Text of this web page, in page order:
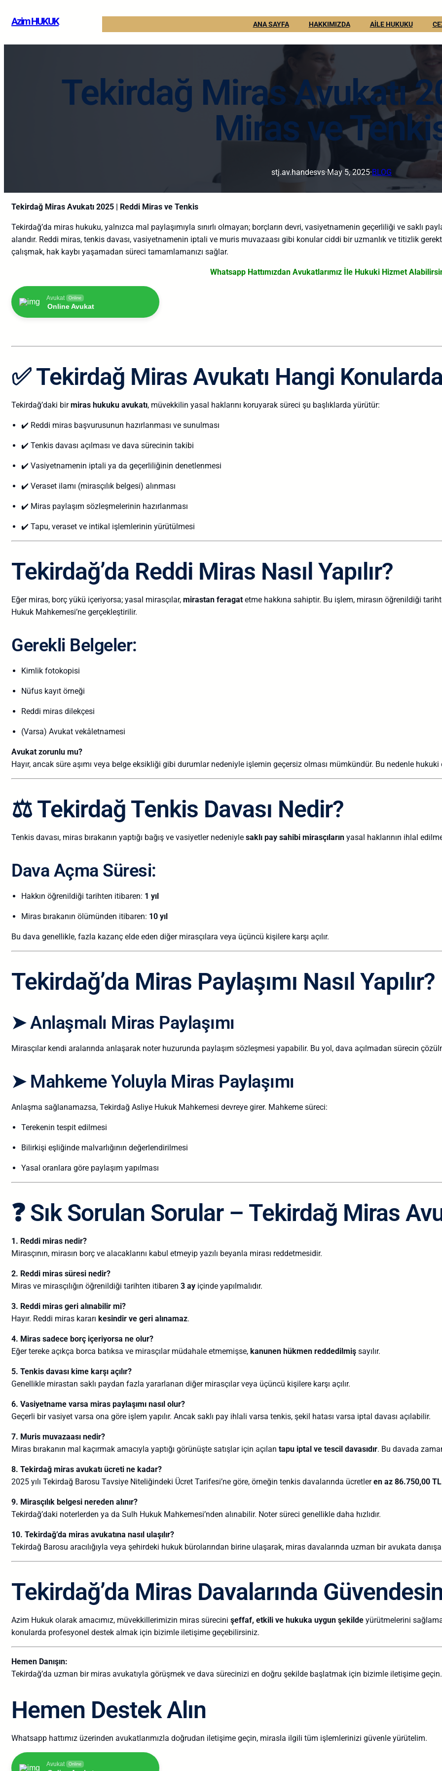
geç
Azim HUKUK ANA SAYFA HAKKIMIZDA AİLE HUKUKU
Tekirdağ Miras Avukatı
Miras ve
stj.av.handesvs·May 5, 2025·BLOG
Tekirdağ Miras Avukatı 2025 | Reddi Miras ve Tenkis
Tekirdağ’da miras hukuku, yalnızca mal paylaşımıyla sınırlı olmayan; borçların devri, vasiyetnamenin geçerliliği ve saklı
alandır. Reddi miras, tenkis davası, vasiyetnamenin iptali ve muris muvazaası gibi konular ciddi bir uzmanlık ve titizlik
çalışmak, hak kaybı yaşamadan süreci tamamlamanızı sağlar.
Whatsapp Hattımızdan Avukatlarımız İle Hukuki Hizmet
Avukat Online
Online Avukat
✅ Tekirdağ Miras Avukatı Hangi
Tekirdağ’daki birmiras hukuku avukatı, müvekkilin yasal haklarını koruyarak süreci şu başlıklarda yürütür:
✔️ Reddi miras başvurusunun hazırlanması ve sunulması
✔️ Tenkis davası açılması ve dava sürecinin takibi
✔️ Vasiyetnamenin iptali ya da geçerliliğinin denetlenmesi
✔️ Veraset ilamı (mirasçılık belgesi) alınması
✔️ Miras paylaşım sözleşmelerinin hazırlanması
✔️ Tapu, veraset ve intikal işlemlerinin yürütülmesi
Tekirdağ’da Reddi Miras Nasıl Yapılır?
Eğer miras, borç yükü içeriyorsa; yasal mirasçılar, mirastan feragatetme hakkına sahiptir. Bu işlem, mirasın öğrenildiği
Hukuk Mahkemesi’ne gerçekleştirilir.
Gerekli Belgeler:
Kimlik fotokopisi
Nüfus kayıt örneği
Reddi miras dilekçesi
(Varsa) Avukat vekâletnamesi
Avukat zorunlu mu?
Hayır, ancak süre aşımı veya belge eksikliği gibi durumlar nedeniyle işlemin geçersiz olması mümkündür. Bu nedenle hukuki
⚖️ Tekirdağ Tenkis Davası Nedir?
Tenkis davası, miras bırakanın yaptığı bağış ve vasiyetler nedeniyle saklı pay sahibi mirasçıların yasal haklarının ihlal
Dava Açma Süresi:
Hakkın öğrenildiği tarihten itibaren: 1 yıl
Miras bırakanın ölümünden itibaren: 10 yıl
Bu dava genellikle, fazla kazanç elde eden diğer mirasçılara veya üçüncü kişilere karşı açılır.
Tekirdağ’da Miras Paylaşımı Nasıl Yapılır?
➤ Anlaşmalı Miras Paylaşımı
Mirasçılar kendi aralarında anlaşarak noter huzurunda paylaşım sözleşmesi yapabilir. Bu yol, dava açılmadan sürecin
➤ Mahkeme Yoluyla Miras Paylaşımı
Anlaşma sağlanamazsa, Tekirdağ Asliye Hukuk Mahkemesi devreye girer. Mahkeme süreci:
Terekenin tespit edilmesi
Bilirkişi eşliğinde malvarlığının değerlendirilmesi
Yasal oranlara göre paylaşım yapılması
❓ Sık Sorulan Sorular – Tekirdağ Miras
1. Reddi miras nedir?
Mirasçının, mirasın borç ve alacaklarını kabul etmeyip yazılı beyanla mirası reddetmesidir.
2. Reddi miras süresi nedir?
Miras ve mirasçılığın öğrenildiği tarihten itibaren 3 ay içinde yapılmalıdır.
3. Reddi miras geri alınabilir mi?
Hayır. Reddi miras kararı kesindir ve geri alınamaz.
4. Miras sadece borç içeriyorsa ne olur?
Eğer tereke açıkça borca batıksa ve mirasçılar müdahale etmemişse, kanunen hükmen reddedilmiş sayılır.
5. Tenkis davası kime karşı açılır?
Genellikle mirastan saklı paydan fazla yararlanan diğer mirasçılar veya üçüncü kişilere karşı açılır.
6. Vasiyetname varsa miras paylaşımı nasıl olur?
Geçerli bir vasiyet varsa ona göre işlem yapılır. Ancak saklı pay ihlali varsa tenkis, şekil hatası varsa iptal davası açılabilir.
7. Muris muvazaası nedir?
Miras bırakanın mal kaçırmak amacıyla yaptığı görünüşte satışlar için açılan tapu iptal ve tescil davasıdır. Bu davada
8. Tekirdağ miras avukatı ücreti ne kadar?
2025 yılı Tekirdağ Barosu Tavsiye Niteliğindeki Ücret Tarifesi’ne göre, örneğin tenkis davalarında ücretleren az 86.750,00 TL
9. Mirasçılık belgesi nereden alınır?
Tekirdağ’daki noterlerden ya da Sulh Hukuk Mahkemesi’nden alınabilir. Noter süreci genellikle daha hızlıdır.
10. Tekirdağ’da miras avukatına nasıl ulaşılır?
Tekirdağ Barosu aracılığıyla veya şehirdeki hukuk bürolarından birine ulaşarak, miras davalarında uzman bir avukata
Tekirdağ’da Miras Davalarında
Azim Hukuk olarak amacımız, müvekkillerimizin miras sürecini şeffaf, etkili ve hukuka uygun şekilde yürütmelerini
konularda profesyonel destek almak için bizimle iletişime geçebilirsiniz.
Hemen Danışın:
Tekirdağ’da uzman bir miras avukatıyla görüşmek ve dava sürecinizi en doğru şekilde başlatmak için bizimle iletişime geçin.
Hemen Destek Alın
Whatsapp hattımız üzerinden avukatlarımızla doğrudan iletişime geçin, mirasla ilgili tüm işlemlerinizi güvenle yürütelim.
Avukat Online